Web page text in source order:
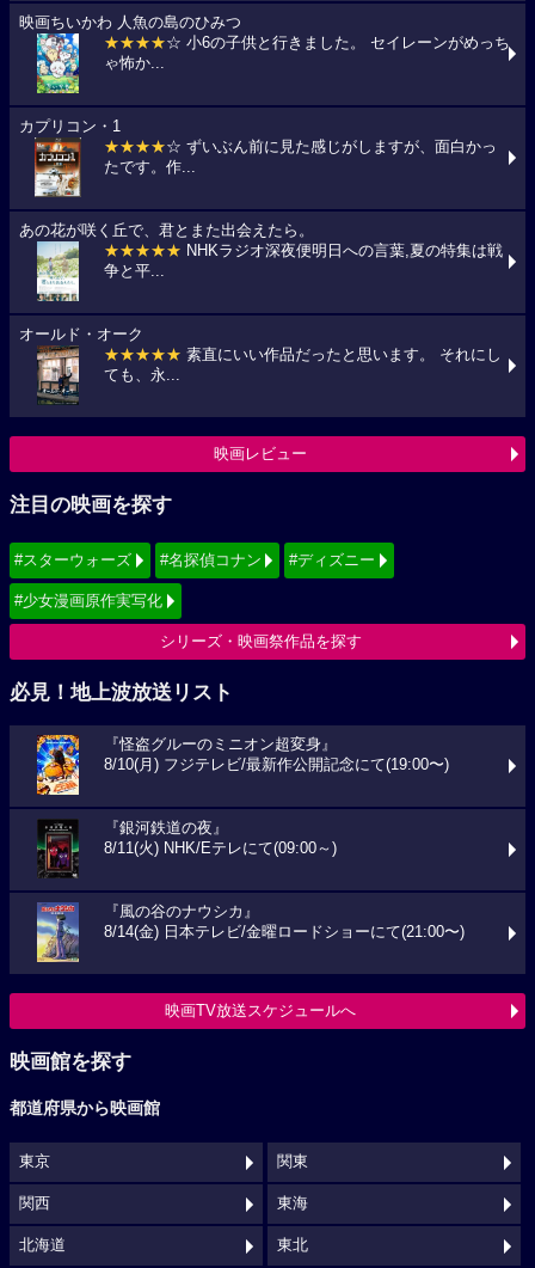
映画ちいかわ 人魚の島のひみつ
★★★★☆ 小6の子供と行きました。 セイレーンがめっち
ゃ怖か...
カプリコン・1
★★★★☆ ずいぶん前に見た感じがしますが、面白かっ
たです。作...
あの花が咲く丘で、君とまた出会えたら。
★★★★★ NHKラジオ深夜便明日への言葉,夏の特集は戦
争と平...
オールド・オーク
★★★★★ 素直にいい作品だったと思います。 それにし
ても、永...
映画レビュー
注目の映画を探す
#スターウォーズ #名探偵コナン #ディズニー
#少女漫画原作実写化
シリーズ・映画祭作品を探す
必見！地上波放送リスト
『怪盗グルーのミニオン超変身』
8/10(月) フジテレビ/最新作公開記念にて(19:00〜)
『銀河鉄道の夜』
8/11(火) NHK/Eテレにて(09:00～)
『風の谷のナウシカ』
8/14(金) 日本テレビ/金曜ロードショーにて(21:00〜)
映画TV放送スケジュールへ
映画館を探す
都道府県から映画館
東京 関東
関西 東海
北海道 東北